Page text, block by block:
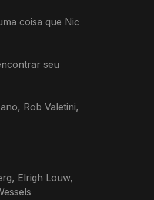
coisa que Nic
seu
Rob Valetini,
Elrigh Louw,